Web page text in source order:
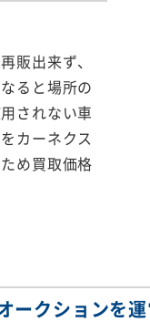
販出来ず、
ると場所の
されない車
カーネクス
め買取価格
ークションを